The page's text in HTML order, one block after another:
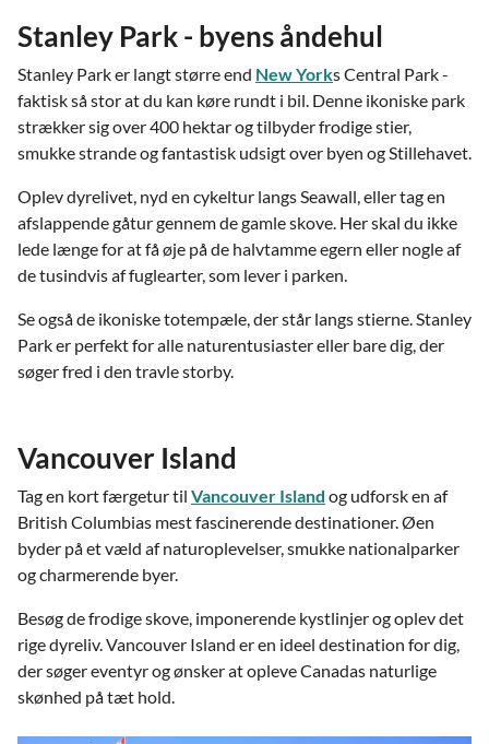
Stanley Park - byens åndehul
Stanley Park er langt større end New Yorks Central Park -
faktisk så stor at du kan køre rundt i bil. Denne ikoniske park
strækker sig over 400 hektar og tilbyder frodige stier,
smukke strande og fantastisk udsigt over byen og Stillehavet.
Oplev dyrelivet, nyd en cykeltur langs Seawall, eller tag en
afslappende gåtur gennem de gamle skove. Her skal du ikke
lede længe for at få øje på de halvtamme egern eller nogle af
de tusindvis af fuglearter, som lever i parken.
Se også de ikoniske totempæle, der står langs stierne. Stanley
Park er perfekt for alle naturentusiaster eller bare dig, der
søger fred i den travle storby.
Vancouver Island
Tag en kort færgetur til Vancouver Island og udforsk en af
British Columbias mest fascinerende destinationer. Øen
byder på et væld af naturoplevelser, smukke nationalparker
og charmerende byer.
Besøg de frodige skove, imponerende kystlinjer og oplev det
rige dyreliv. Vancouver Island er en ideel destination for dig,
der søger eventyr og ønsker at opleve Canadas naturlige
skønhed på tæt hold.